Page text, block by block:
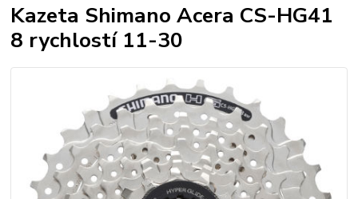
Kazeta Shimano Acera CS-HG41
8 rychlostí 11-30